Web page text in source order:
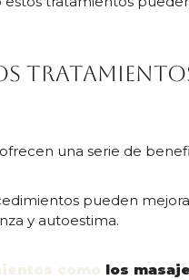
una serie de
pueden
y autoestima.
los